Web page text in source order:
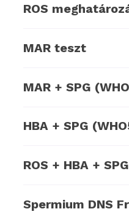
ROS
MAR teszt
MAR + SPG
HBA + SPG
ROS + HBA +
Spermium DNS